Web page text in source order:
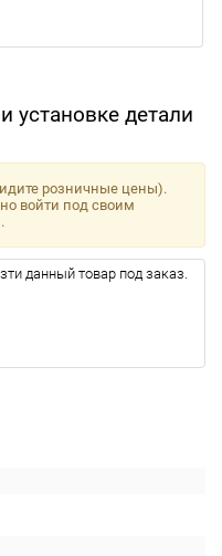
установке детали
розничные цены).
войти под своим
данный товар под заказ.